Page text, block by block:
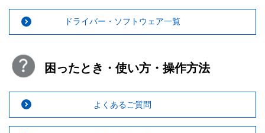
ドライバー・ソフトウェア一覧
困ったとき・使い方・操作方法
よくあるご質問